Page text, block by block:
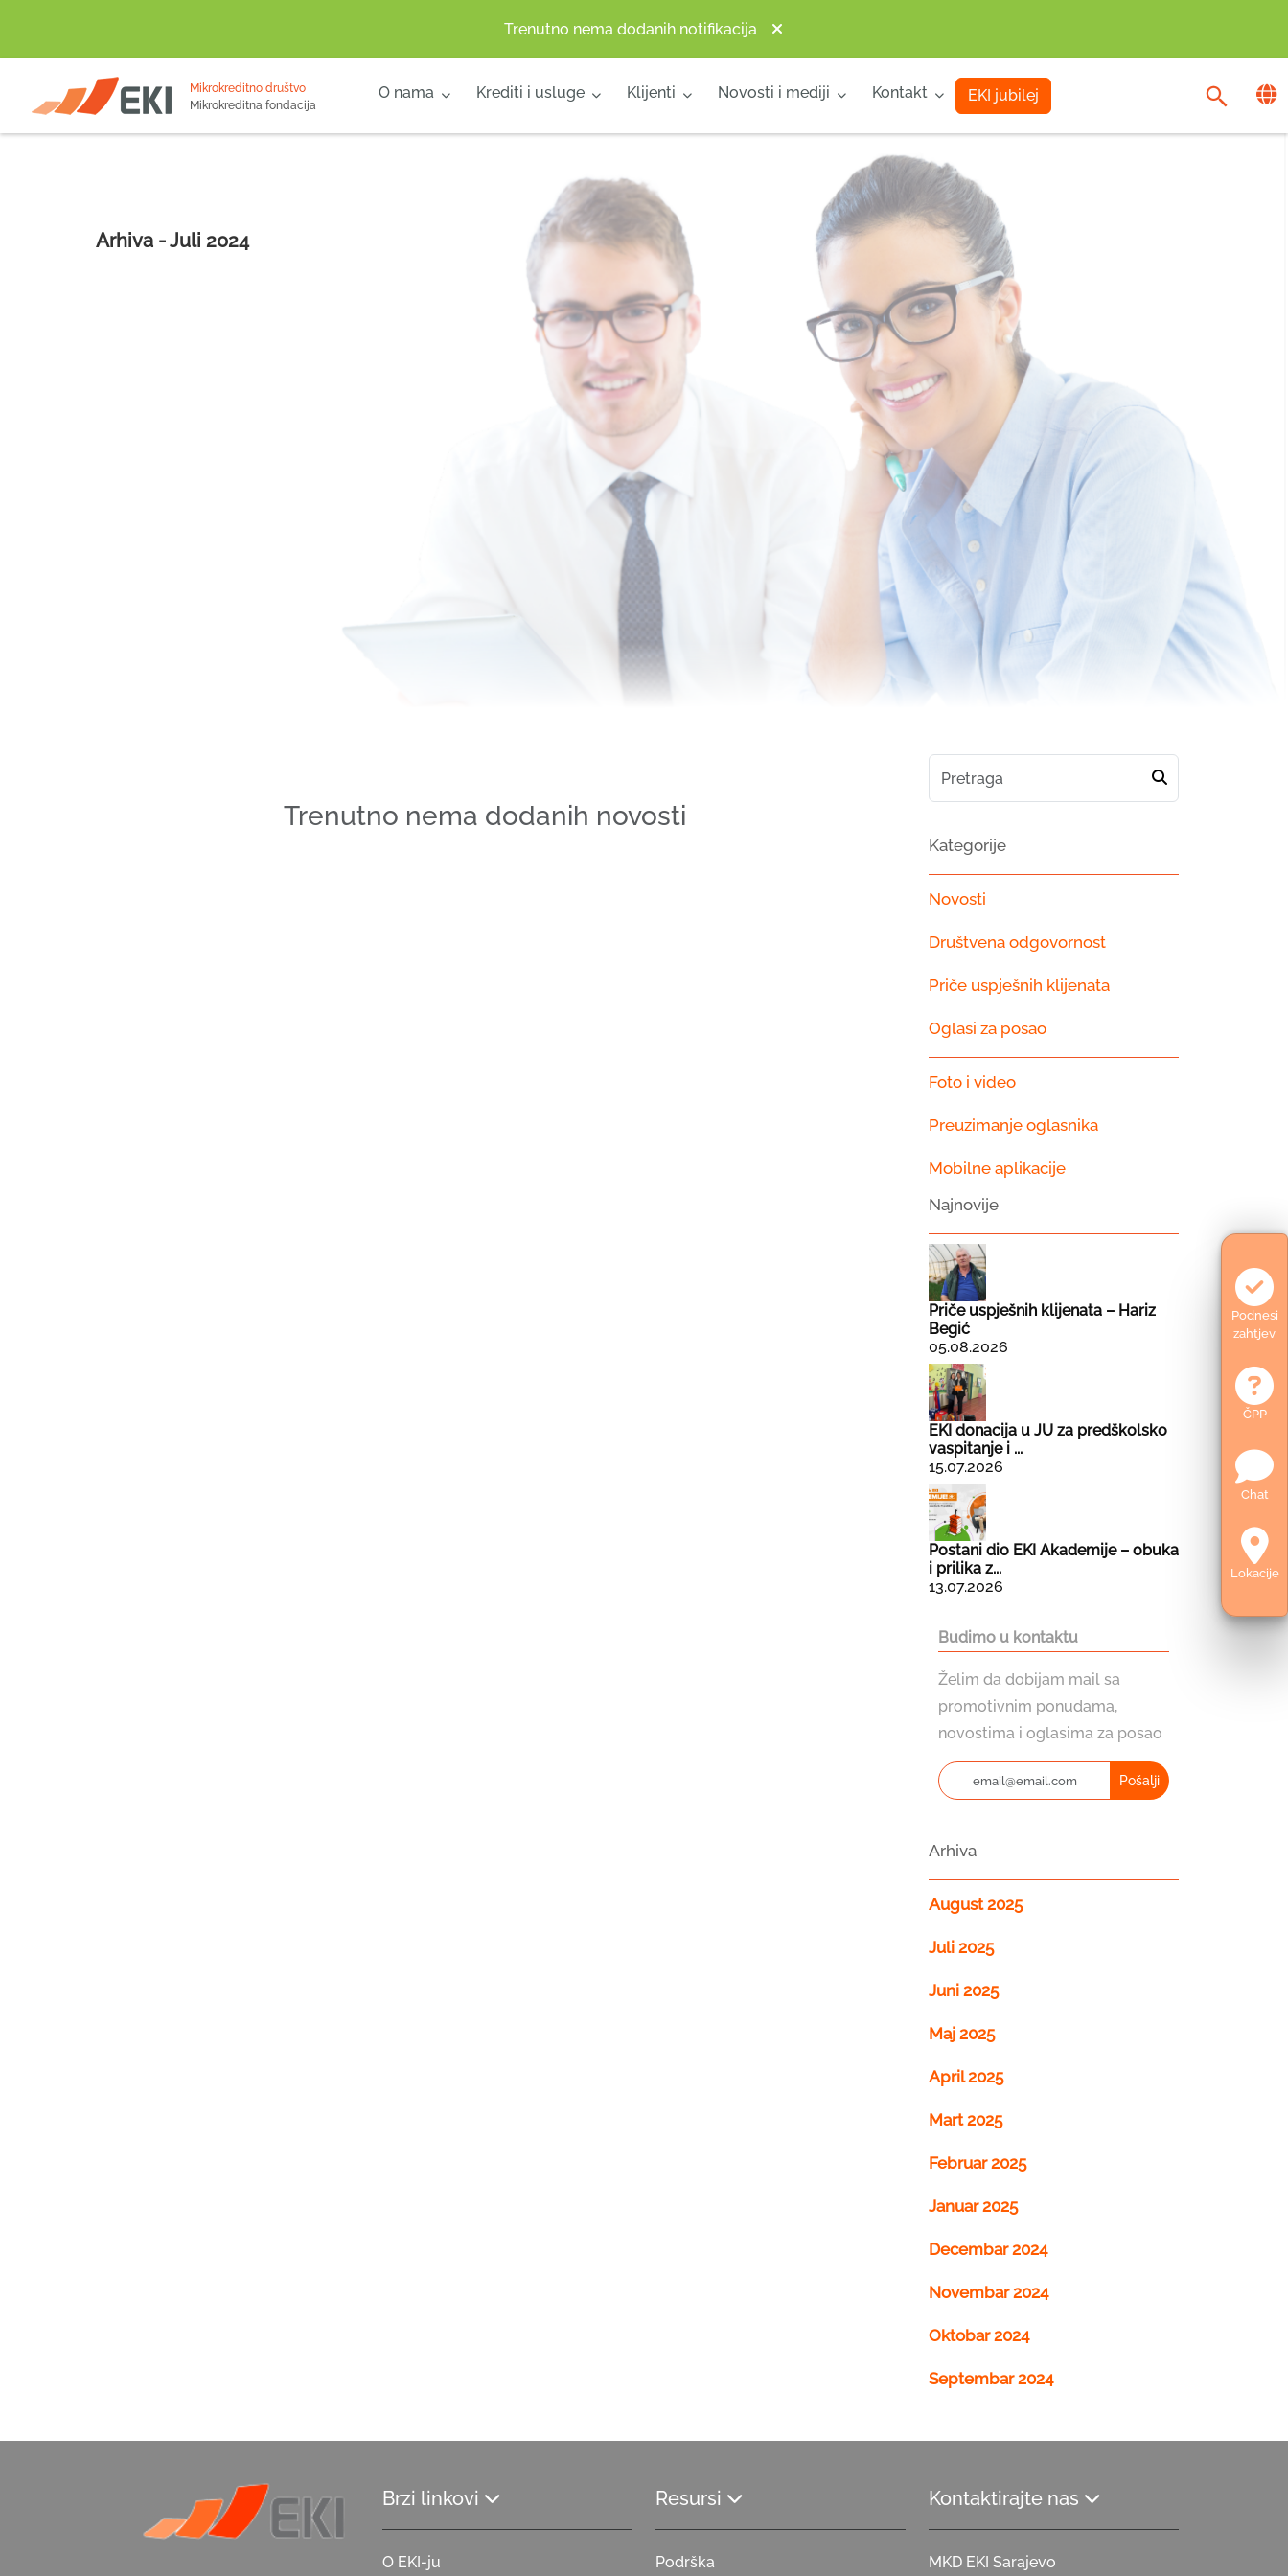
Trenutno nema dodanih notifikacija
POČETNA
Mikrokreditno društvo
Mikrokreditna fondacija
O nama Krediti i usluge Klijenti Novosti i mediji Kontakt EKI jubilej
Podnesi
zahtjev
ČPP
Chat
Lokacije
Arhiva - Juli 2024
Trenutno nema dodanih novosti
Kategorije
Novosti
Društvena odgovornost
Priče uspješnih klijenata
Oglasi za posao
Foto i video
Preuzimanje oglasnika
Mobilne aplikacije
Najnovije
Priče uspješnih klijenata – Hariz
Begić
05.08.2026
EKI donacija u JU za predškolsko
vaspitanje i ...
15.07.2026
Postani dio EKI Akademije – obuka
i prilika z...
13.07.2026
Budimo u kontaktu
Želim da dobijam mail sa
promotivnim ponudama,
novostima i oglasima za posao
Pošalji
Arhiva
August 2025
Juli 2025
Juni 2025
Maj 2025
April 2025
Mart 2025
Februar 2025
Januar 2025
Decembar 2024
Novembar 2024
Oktobar 2024
Septembar 2024
Brzi linkovi
O EKI-ju
Resursi
Podrška
Kontaktirajte nas
MKD EKI Sarajevo